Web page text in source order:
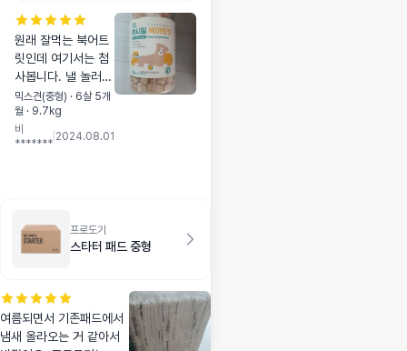
원래 잘먹는 북어트
릿인데 여기서는 첨
사봅니다. 낼 놀러가
는데 가서 노즈워크
이걸로 하려구요~
작고 맛있으니 아마
믹스견(중형) · 6살 5개
월 · 9.7kg
비
*******
2024.08.01
프로도기
스타터 패드 중형
여름되면서 기존패드에서
냄새 올라오는 거 같아서